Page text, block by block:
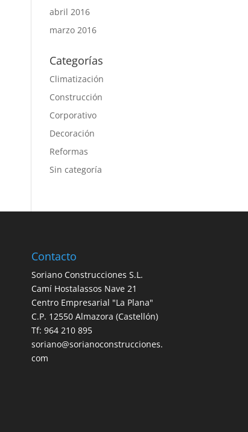
abril 2016
marzo 2016
Categorías
Climatización
Construcción
Corporativo
Decoración
Reformas
Sin categoría
Contacto
Soriano Construcciones S.L.
Camí Hostalassos Nave 21
Centro Empresarial "La Plana"
C.P. 12550 Almazora (Castellón)
Tf: 964 210 895
soriano@sorianoconstrucciones.
com